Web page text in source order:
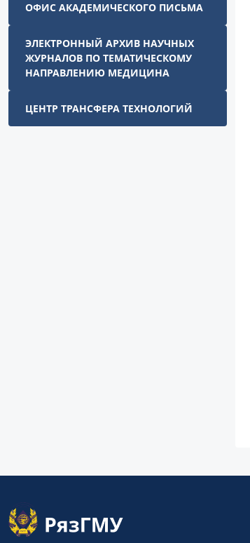
ОФИС АКАДЕМИЧЕСКОГО ПИСЬМА
ЭЛЕКТРОННЫЙ АРХИВ НАУЧНЫХ
ЖУРНАЛОВ ПО ТЕМАТИЧЕСКОМУ
НАПРАВЛЕНИЮ МЕДИЦИНА
ЦЕНТР ТРАНСФЕРА ТЕХНОЛОГИЙ